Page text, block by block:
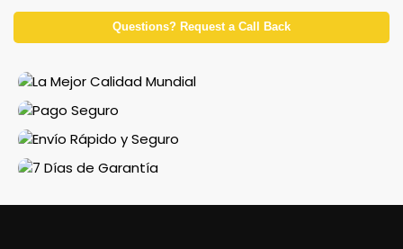
Questions? Request a Call Back